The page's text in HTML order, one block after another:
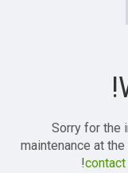
Sorry for the
maintenance at
contact